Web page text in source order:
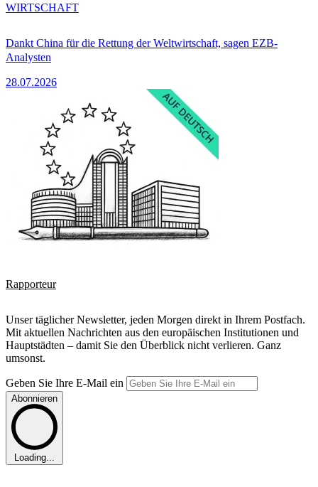
Dankt China für die Rettung der Weltwirtschaft, sagen EZB-
Analysten
28.07.2026
WIRTSCHAFT
Rapporteur
Unser täglicher Newsletter, jeden Morgen direkt in Ihrem Postfach.
Mit aktuellen Nachrichten aus den europäischen Institutionen und
Hauptstädten – damit Sie den Überblick nicht verlieren. Ganz
umsonst.
Geben Sie Ihre E-Mail ein
Abonnieren
Loading...